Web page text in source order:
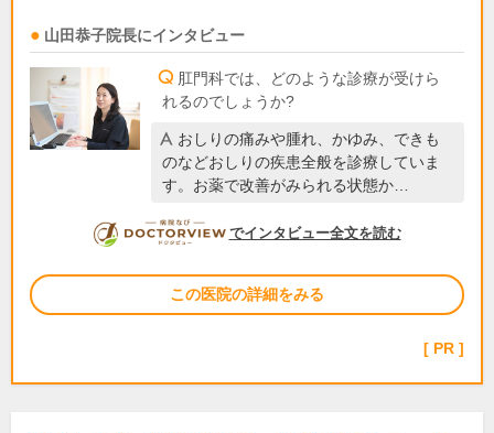
山田恭子院長にインタビュー
肛門科では、どのような診療が受けら
れるのでしょうか?
おしりの痛みや腫れ、かゆみ、できも
のなどおしりの疾患全般を診療していま
す。お薬で改善がみられる状態か…
DOCTORVIEW
でインタビュー全文を読む
この医院の詳細をみる
PR